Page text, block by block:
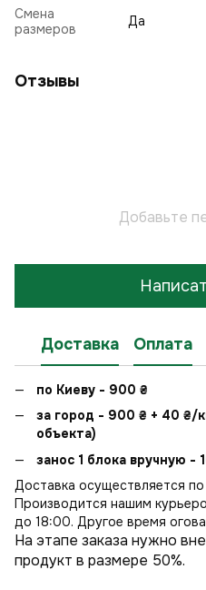
Смена
размеров
Да
Отзывы
Добавьте
Доставка Оплата
по Киеву - 900 ₴
за город - 900 ₴ + 40 ₴/
объекта)
занос 1 блока вручную -
Доставка осуществляется
Производится нашим
до 18:00. Другое время
На этапе заказа нужно
продукт в размере 50%.